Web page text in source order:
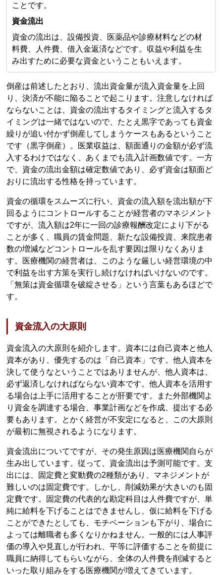
ことです。
資金流出
資金の流出は、設備投資、医薬品や診療材料などの材
料費、人件費、借入金返済などです。収益や利益を生
み出すために必要な資金ということもいえます。
倒産は前述したとおり、流出資金量が流入資金量を上回
り、決済が不能に陥ることで起こります。注意しなければ
ならないことは、資金の流出するタイミングと流入するタ
イミングは一緒ではないので、たとえ黒字であっても資金
繰りが追い付かず倒産してしまうケースもあるということ
です（黒字倒産）。医業収益は、額面通りの金額が必ず流
入するわけではなく、あくまでも流入計画数値です。一方
で、資金の流出金額は確定数値であり、必ず資金は額面ど
おりに流出する性格を持っています。
資金の循環をスムーズに行い、資金の流入額を流出額が下
回るようにコントロールすることが経営者のマネジメント
ですが、流入額は2年に一回の診療報酬改定により下がる
ことが多く、職員の賃金問題、新たな設備投資、来院患者
数の増減などコントロールを乱す要因は限りなくありま
す。医療機関の経営者は、このような厳しい経営環境の中
で利益を出す方策を実行し続けなければいけないのです。
「無策は資金循環を破綻させる」という言葉もあるほどで
す。
資金流入の大原則
資金流入の大原則を紹介します。資本には自己資本と他人
資本があり、優先するのは「自己資本」です。他人資本を
決して使うなということではありませんが、他人資本は、
必ず返済しなければならない資本です。他人資本を活用す
る場合は上手に活用することが肝要です。また外部機関よ
り資金を調達する場合、事業計画などを作成、提出する必
要もあります。とかく経営が不安定になると、この大原則
が最初に無視されるようになります。
資金流出についてですが、その発生原因は医療機関自らが
生み出しています。従って、資金流出は予測可能です。支
出には、固定費と変動費の2種類があり、マネジメントが
難しいのは固定費です。しかし、削減効果が大きいのも固
定費です。固定費の代表的な勘定科目は人件費ですが、単
純に給料を下げることはできませんし、仮に給料を下げる
ことができたとしても、モチベーションも下がり、場合に
よっては離職者も多くなりかねません。一般的には人事評
価の導入や見直しが行われ、平等に評価することを前提に
職員に納得してもらいながら、全体の人件費を削減すると
いった取り組みをする医療機関が増えてきています。